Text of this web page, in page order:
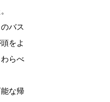
バス
をよ
らべ
な帰